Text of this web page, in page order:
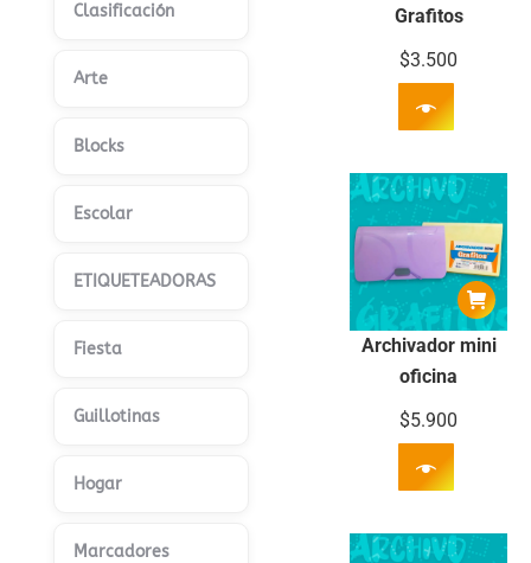
Grafitos
$3.500
Archivador mini
oficina
$5.900
Clasificación
Arte
Blocks
Escolar
ETIQUETEADORAS
Fiesta
Guillotinas
Hogar
Marcadores